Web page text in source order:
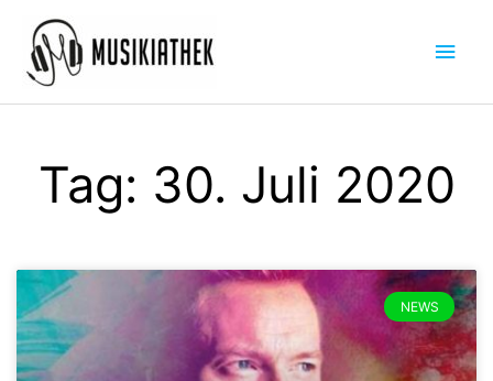
Inhalt
springen
Tag: 30. Juli 2020
NEWS